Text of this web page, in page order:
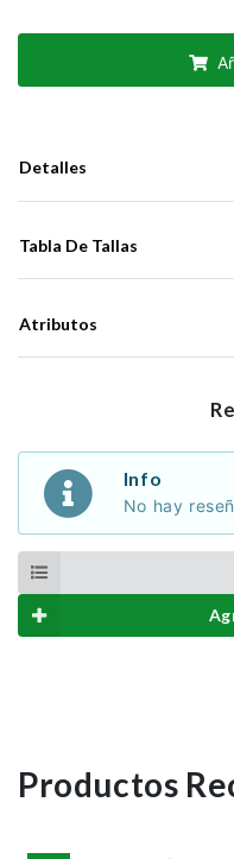
Detalles
Tabla De Tallas
Atributos
Info
No hay
Productos